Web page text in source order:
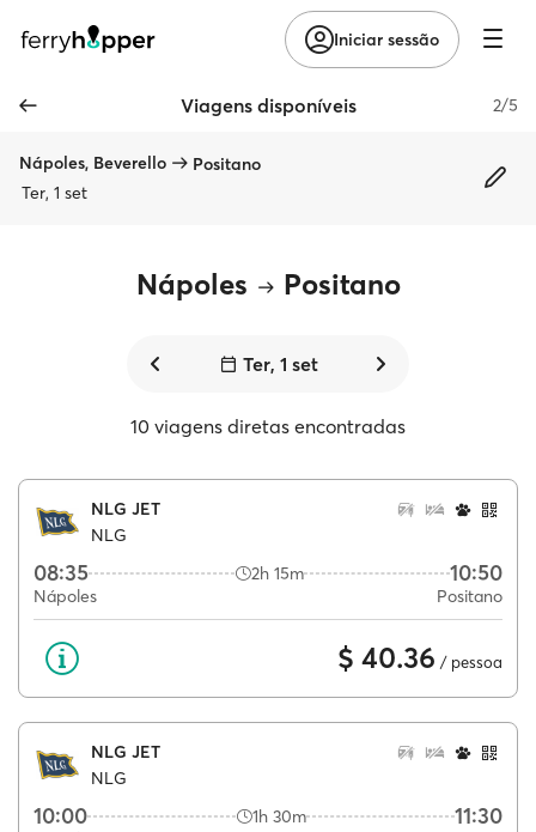
Iniciar sessão
Viagens disponíveis 2/5
Nápoles, Beverello
Positano
Ter, 1 set
Nápoles Positano
Ter, 1 set
10 viagens diretas encontradas
NLG JET
NLG
08:35 2h 15m 10:50
Nápoles Positano
$ 40.36 / pessoa
NLG JET
NLG
10:00 1h 30m 11:30